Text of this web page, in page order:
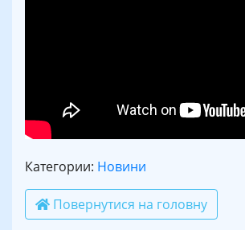
Категории: Новини
Повернутися на головну